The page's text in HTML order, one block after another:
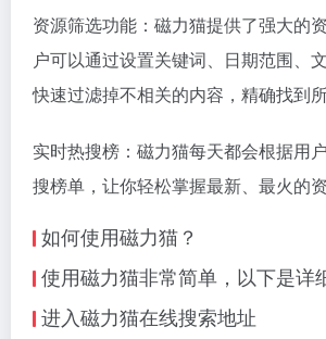
资源筛选功能：磁力猫提供了强大的
户可以通过设置关键词、日期范围、
快速过滤掉不相关的内容，精确找到所
实时热搜榜：磁力猫每天都会根据用
搜榜单，让你轻松掌握最新、最火的资
如何使用磁力猫？
使用磁力猫非常简单，以下是详
进入磁力猫在线搜索地址